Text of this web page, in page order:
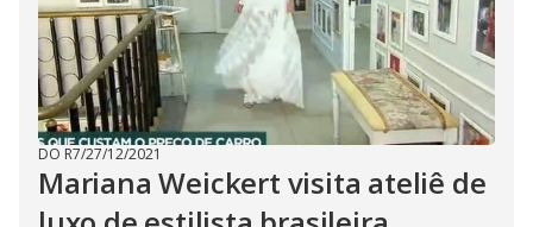
DO R7/27/12/2021
Mariana Weickert visita ateliê de